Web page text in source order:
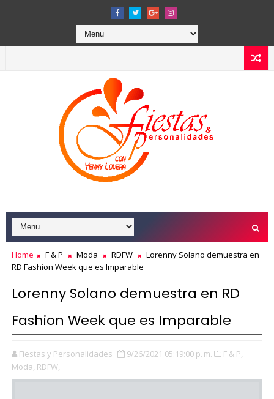
Home F & P Moda RDFW
Lorenny Solano demuestra en
RD Fashion Week que es Imparable
Lorenny Solano demuestra en RD
Fashion Week que es Imparable
Fiestas y Personalidades 9/26/2021 05:19:00 p. m.
F & P,
Moda, RDFW,